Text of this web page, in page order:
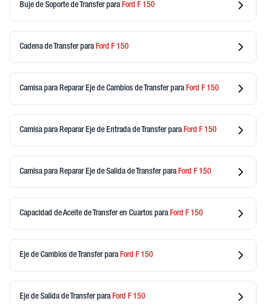
Buje de Soporte de Transferpara Ford F 150
Cadena de Transferpara Ford F 150
Camisa para Reparar Eje de Cambios de Transferpara Ford F 150
Camisa para Reparar Eje de Entrada de Transferpara Ford F 150
Camisa para Reparar Eje de Salida de Transferpara Ford F 150
Capacidad de Aceite de Transfer en Cuartos para Ford F 150
Eje de Cambios de Transferpara Ford F 150
Eje de Salida de Transferpara Ford F 150